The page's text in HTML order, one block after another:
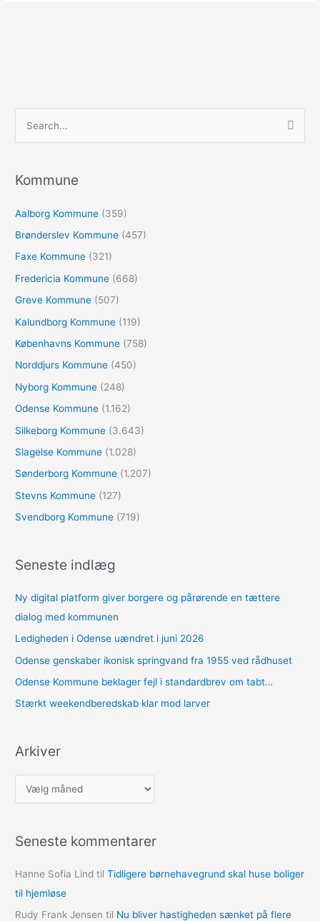
e
t
e
r
Kommune
Aalborg Kommune (359)
Brønderslev Kommune (457)
Faxe Kommune (321)
Fredericia Kommune (668)
Greve Kommune (507)
Kalundborg Kommune (119)
Københavns Kommune (758)
Norddjurs Kommune (450)
Nyborg Kommune (248)
Odense Kommune (1.162)
Silkeborg Kommune (3.643)
Slagelse Kommune (1.028)
Sønderborg Kommune (1.207)
Stevns Kommune (127)
Svendborg Kommune (719)
Seneste indlæg
Ny digital platform giver borgere og pårørende en tættere
dialog med kommunen
Ledigheden i Odense uændret i juni 2026
Odense genskaber ikonisk springvand fra 1955 ved rådhuset
Odense Kommune beklager fejl i standardbrev om tabt…
Stærkt weekendberedskab klar mod larver
Arkiver
r
i
e
r
Seneste kommentarer
Hanne Sofia Lind tilTidligere børnehavegrund skal huse boliger
til hjemløse
Rudy Frank Jensen til Nu bliver hastigheden sænket på flere